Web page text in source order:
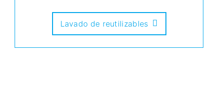
Lavado de reutilizables